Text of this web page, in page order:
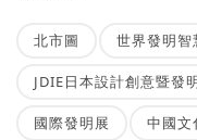
北市圖 世界發明智
JDIE日本設計創意暨發
國際發明展 中國文